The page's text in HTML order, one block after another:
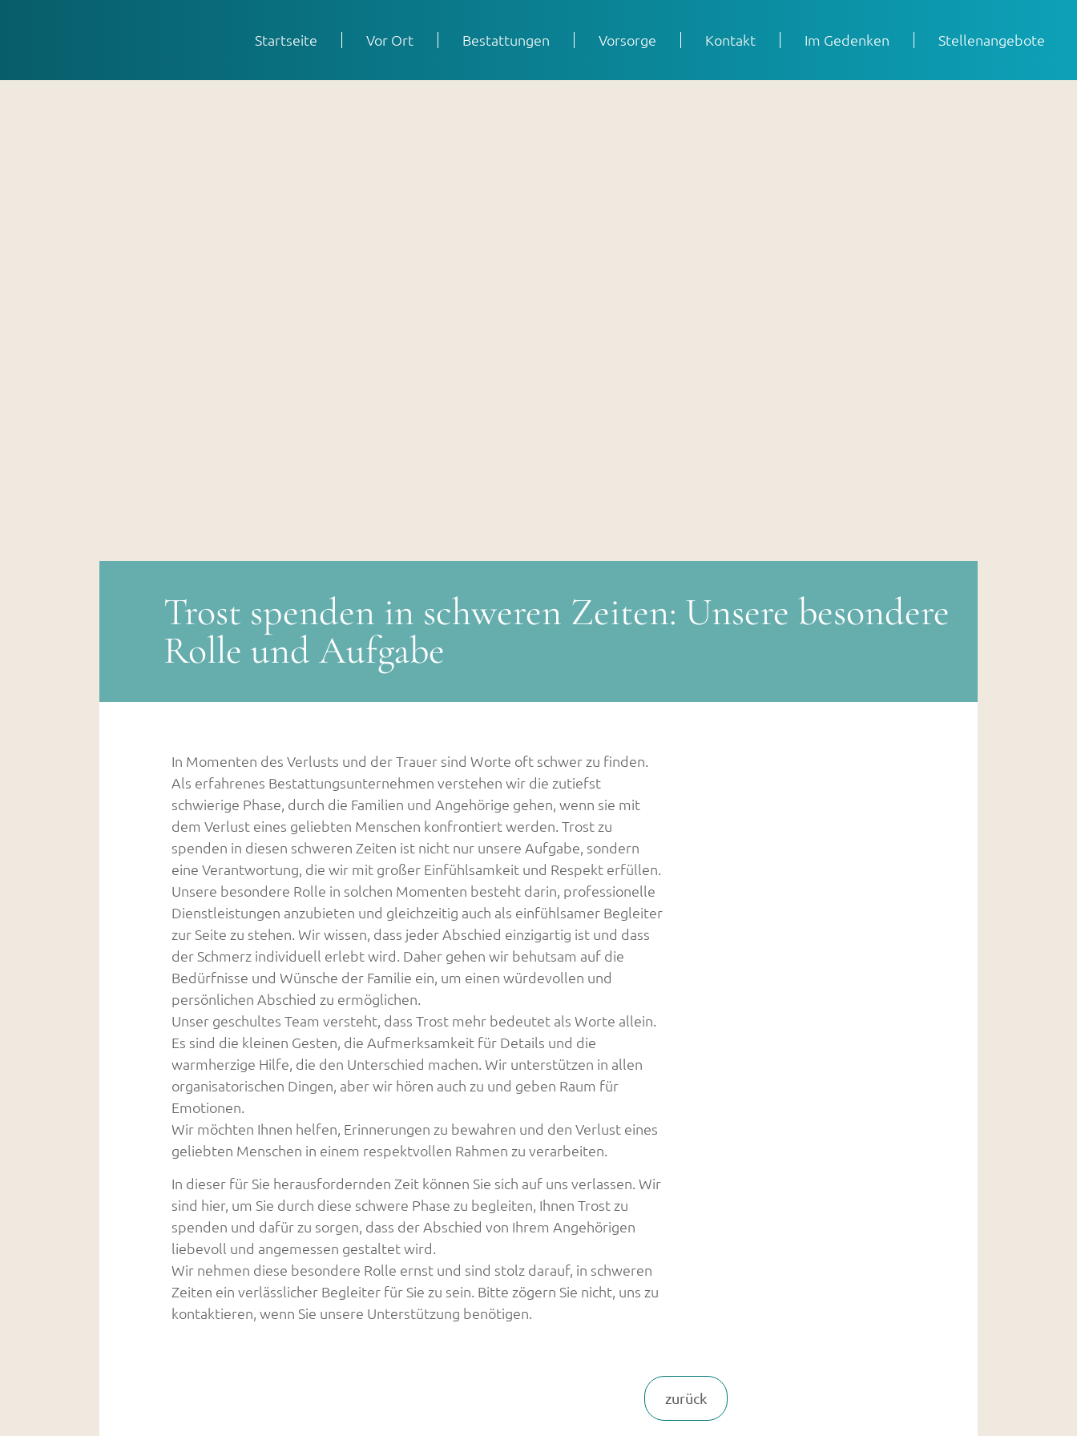
Startseite Vor Ort Bestattungen Vorsorge Kontakt Im Gedenken Stellenangebote
Trost spenden in schweren Zeiten: Unsere besondere
Rolle und Aufgabe
In Momenten des Verlusts und der Trauer sind Worte oft schwer zu finden.
Als erfahrenes Bestattungsunternehmen verstehen wir die zutiefst
schwierige Phase, durch die Familien und Angehörige gehen, wenn sie mit
dem Verlust eines geliebten Menschen konfrontiert werden. Trost zu
spenden in diesen schweren Zeiten ist nicht nur unsere Aufgabe, sondern
eine Verantwortung, die wir mit großer Einfühlsamkeit und Respekt erfüllen.
Unsere besondere Rolle in solchen Momenten besteht darin, professionelle
Dienstleistungen anzubieten und gleichzeitig auch als einfühlsamer Begleiter
zur Seite zu stehen. Wir wissen, dass jeder Abschied einzigartig ist und dass
der Schmerz individuell erlebt wird. Daher gehen wir behutsam auf die
Bedürfnisse und Wünsche der Familie ein, um einen würdevollen und
persönlichen Abschied zu ermöglichen.
Unser geschultes Team versteht, dass Trost mehr bedeutet als Worte allein.
Es sind die kleinen Gesten, die Aufmerksamkeit für Details und die
warmherzige Hilfe, die den Unterschied machen. Wir unterstützen in allen
organisatorischen Dingen, aber wir hören auch zu und geben Raum für
Emotionen.
Wir möchten Ihnen helfen, Erinnerungen zu bewahren und den Verlust eines
geliebten Menschen in einem respektvollen Rahmen zu verarbeiten.
In dieser für Sie herausfordernden Zeit können Sie sich auf uns verlassen. Wir
sind hier, um Sie durch diese schwere Phase zu begleiten, Ihnen Trost zu
spenden und dafür zu sorgen, dass der Abschied von Ihrem Angehörigen
liebevoll und angemessen gestaltet wird.
Wir nehmen diese besondere Rolle ernst und sind stolz darauf, in schweren
Zeiten ein verlässlicher Begleiter für Sie zu sein. Bitte zögern Sie nicht, uns zu
kontaktieren, wenn Sie unsere Unterstützung benötigen.